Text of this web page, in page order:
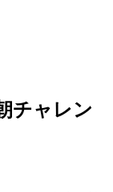
チャレン